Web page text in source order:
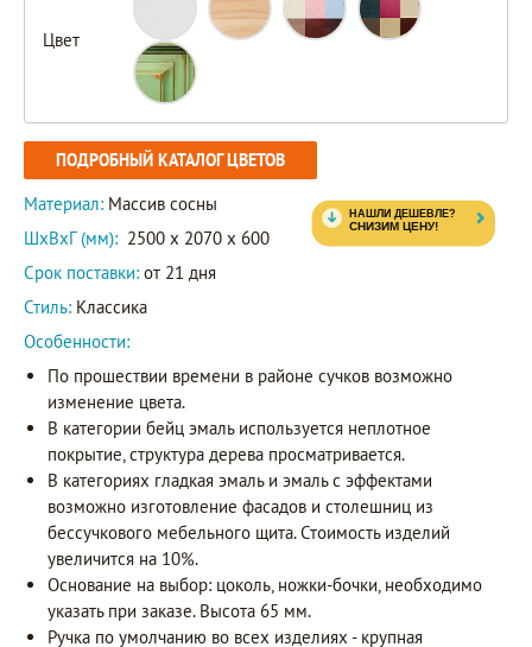
Цвет
ПОДРОБНЫЙ КАТАЛОГ ЦВЕТОВ
Материал: Массив сосны
ШxВxГ (мм): 2500 x 2070 x 600
Срок поставки: от 21 дня
Стиль: Классика
Особенности:
По прошествии времени в районе сучков возможно
изменение цвета.
В категории бейц эмаль используется неплотное
покрытие, структура дерева просматривается.
В категориях гладкая эмаль и эмаль с эффектами
возможно изготовление фасадов и столешниц из
бессучкового мебельного щита. Стоимость изделий
увеличится на 10%.
Основание на выбор: цоколь, ножки-бочки, необходимо
указать при заказе. Высота 65 мм.
Ручка по умолчанию во всех изделиях - крупная